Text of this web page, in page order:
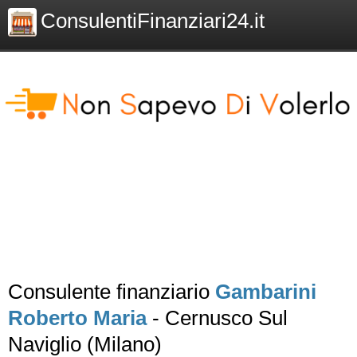
ConsulentiFinanziari24.it
Consulente finanziario Gambarini
Roberto Maria- Cernusco Sul
Naviglio (Milano)